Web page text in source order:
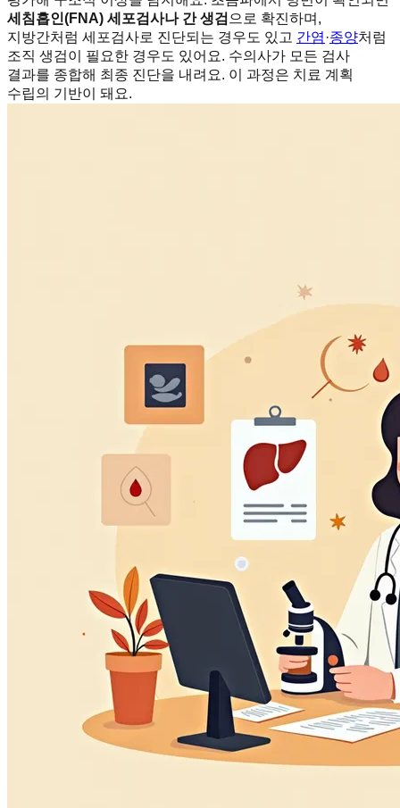
세침흡인(FNA) 세포검사나 간 생검 으로 확진하며,
지방간처럼 세포검사로 진단되는 경우도 있고 간염 ·종양처럼
조직 생검이 필요한 경우도 있어요. 수의사가 모든 검사
결과를 종합해 최종 진단을 내려요. 이 과정은 치료 계획
수립의 기반이 돼요.